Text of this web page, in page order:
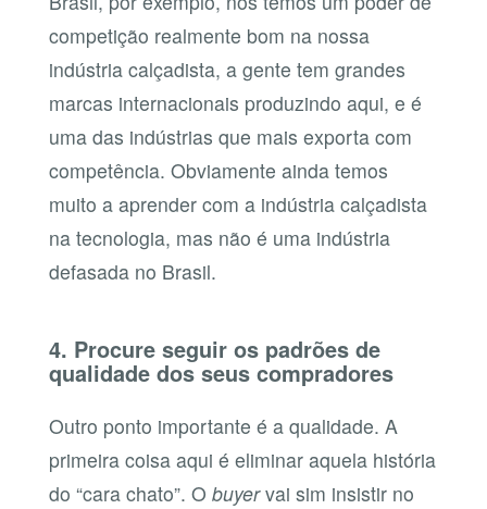
competição realmente bom na nossa
indústria calçadista, a gente tem grandes
marcas internacionais produzindo aqui, e é
uma das indústrias que mais exporta com
competência. Obviamente ainda temos
muito a aprender com a indústria calçadista
na tecnologia, mas não é uma indústria
defasada no Brasil.
4. Procure seguir os padrões de
qualidade dos seus compradores
Outro ponto importante é a qualidade. A
primeira coisa aqui é eliminar aquela história
do “cara chato”. O buyervai sim insistir no